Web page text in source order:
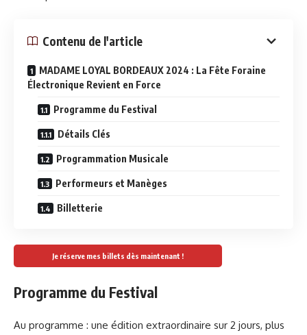
Contenu de l'article
MADAME LOYAL BORDEAUX 2024 : La Fête Foraine
Électronique Revient en Force
Programme du Festival
Détails Clés
Programmation Musicale
Performeurs et Manèges
Billetterie
Je réserve mes billets dès maintenant !
Programme du Festival
Au programme : une édition extraordinaire sur 2 jours, plus